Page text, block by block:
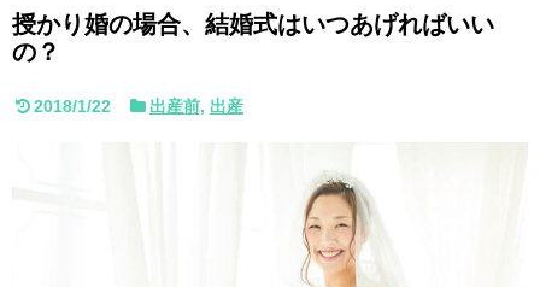
授かり婚の場合、結婚式はいつあげればいい
の？
2018/1/22 出産前, 出産